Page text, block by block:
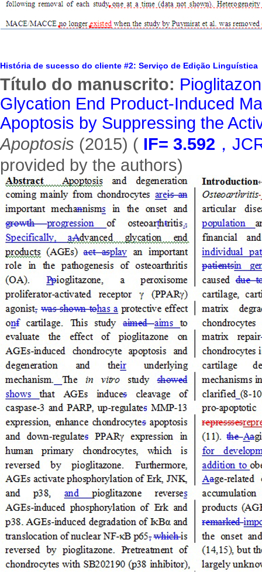
História de sucesso do cliente #2: Serviço de Edição Linguística
Título do manuscrito:
Glycation End Product-Induced
Apoptosis by Suppressing the
Apoptosis (2015) ( IF= 3.592 ，
provided by the authors)